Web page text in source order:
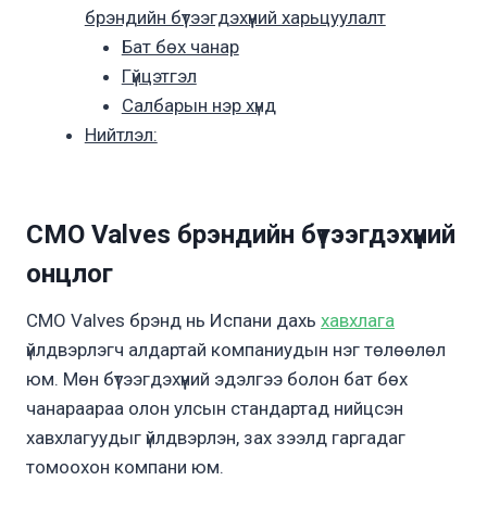
брэндийн бүтээгдэхүүний харьцуулалт
Бат бөх чанар
Гүйцэтгэл
Салбарын нэр хүнд
Нийтлэл:
CMO Valves брэндийн бүтээгдэхүүний
онцлог
CMO Valves брэнд нь Испани дахь хавхлага
үйлдвэрлэгч алдартай компаниудын нэг төлөөлөл
юм. Мөн бүтээгдэхүүний эдэлгээ болон бат бөх
чанараараа олон улсын стандартад нийцсэн
хавхлагуудыг үйлдвэрлэн, зах зээлд гаргадаг
томоохон компани юм.